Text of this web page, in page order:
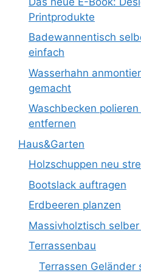
Printprodukte
Badewannentisch
einfach
Wasserhahn
gemacht
Waschbecken
entfernen
Haus&Garten
Holzschuppen neu
Bootslack auftragen
Erdbeeren planzen
Massivholztisch
Terrassenbau
Terrassen Geländer